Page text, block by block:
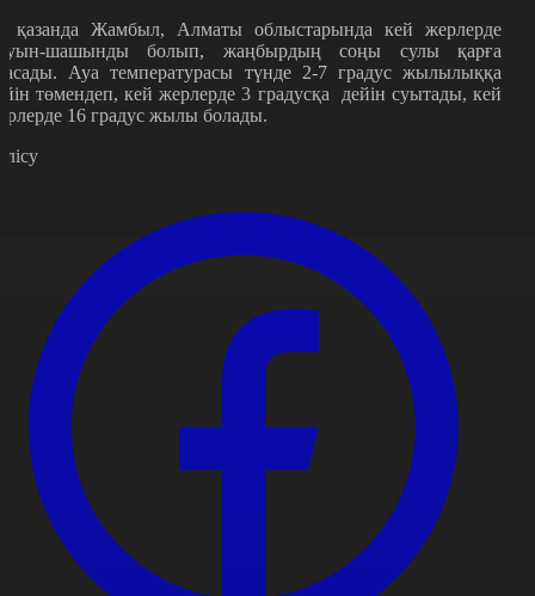
қазанда Жамбыл, Алматы облыстарында кей жерлерде
шашынды болып, жаңбырдың соңы сулы қарға
Ауа температурасы түнде 2-7 градус жылылыққа
төмендеп, кей жерлерде 3 градусқа дейін суытады, кей
16 градус жылы болады.